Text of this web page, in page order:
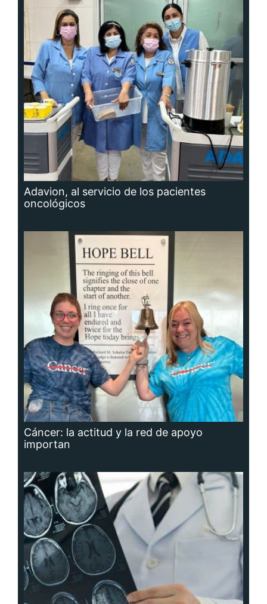
Adavion, al servicio de los pacientes
oncológicos
Cáncer: la actitud y la red de apoyo
importan